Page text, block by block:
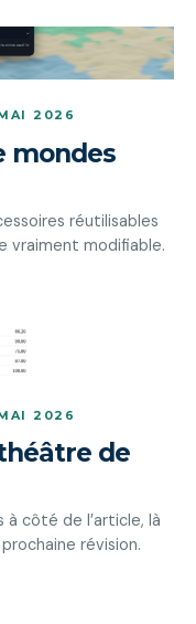
2026
mondes
réutilisables
vraiment modifiable.
2026
de
à côté de l’article, là
révision.